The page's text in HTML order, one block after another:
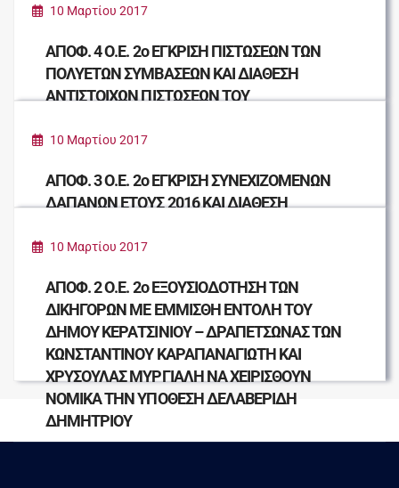
10 Μαρτίου 2017
ΑΠΟΦ. 4 Ο.Ε. 2ο ΕΓΚΡΙΣΗ ΠΙΣΤΩΣΕΩΝ ΤΩΝ
ΠΟΛΥΕΤΩΝ ΣΥΜΒΑΣΕΩΝ ΚΑΙ ΔΙΑΘΕΣΗ
ΑΝΤΙΣΤΟΙΧΩΝ ΠΙΣΤΩΣΕΩΝ ΤΟΥ
2017
10 Μαρτίου 2017
ΑΠΟΦ. 3 Ο.Ε. 2ο ΕΓΚΡΙΣΗ ΣΥΝΕΧΙΖΟΜΕΝΩΝ
ΔΑΠΑΝΩΝ ΕΤΟΥΣ 2016 ΚΑΙ ΔΙΑΘΕΣΗ
ΕΤΟΥΣ 2017.
10 Μαρτίου 2017
ΑΠΟΦ. 2 Ο.Ε. 2ο ΕΞΟΥΣΙΟΔΟΤΗΣΗ ΤΩΝ
ΔΙΚΗΓΟΡΩΝ ΜΕ ΕΜΜΙΣΘΗ ΕΝΤΟΛΗ ΤΟΥ
ΔΗΜΟΥ ΚΕΡΑΤΣΙΝΙΟΥ – ΔΡΑΠΕΤΣΩΝΑΣ ΤΩΝ
ΚΩΝΣΤΑΝΤΙΝΟΥ ΚΑΡΑΠΑΝΑΓΙΩΤΗ ΚΑΙ
ΧΡΥΣΟΥΛΑΣ ΜΥΡΓΙΑΛΗ ΝΑ ΧΕΙΡΙΣΘΟΥΝ
ΝΟΜΙΚΑ ΤΗΝ ΥΠΟΘΕΣΗ ΔΕΛΑΒΕΡΙΔΗ
ΔΗΜΗΤΡΙΟΥ